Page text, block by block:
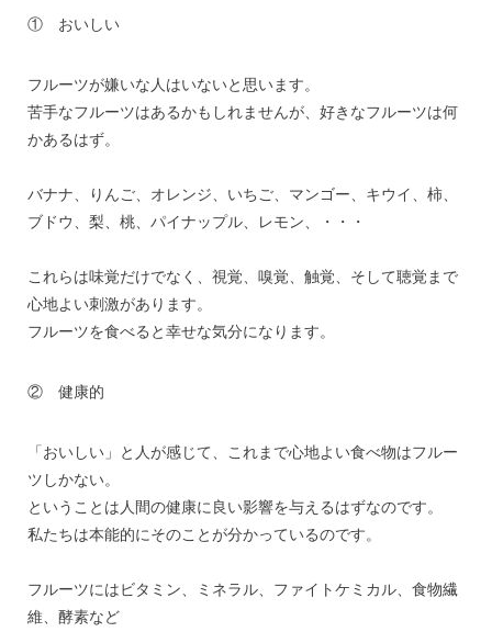
① おいしい
フルーツが嫌いな人はいないと思います。
苦手なフルーツはあるかもしれませんが、好きなフルーツは何
かあるはず。
バナナ、りんご、オレンジ、いちご、マンゴー、キウイ、柿、
ブドウ、梨、桃、パイナップル、レモン、・・・
これらは味覚だけでなく、視覚、嗅覚、触覚、そして聴覚まで
心地よい刺激があります。
フルーツを食べると幸せな気分になります。
② 健康的
「おいしい」と人が感じて、これまで心地よい食べ物はフルー
ツしかない。
ということは人間の健康に良い影響を与えるはずなのです。
私たちは本能的にそのことが分かっているのです。
フルーツにはビタミン、ミネラル、ファイトケミカル、食物繊
維、酵素など